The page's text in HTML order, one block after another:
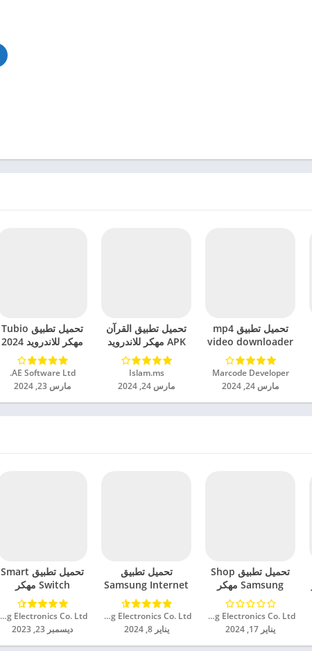
تحميل تطبيق mp4
video downloader
مهكر للاندرويد 2024
Marcode Developer‏
مارس 24, 2024
تحميل تطبيق القرآن
APK مهكر للاندرويد
2024
Islam.ms‏
مارس 24, 2024
تحميل تطبيق Tubio
مهكر للاندرويد 2024
AE Software Ltd.‏
مارس 23, 2024
تحميل تطبيق Shop
Samsung مهكر
للاندرويد 2024
Samsung Electronics Co. Ltd.‏
يناير 17, 2024
تحميل تطبيق
Samsung Internet
Browser مهكر
للاندرويد 2024
Samsung Electronics Co. Ltd.‏
يناير 8, 2024
تحميل تطبيق Smart
Switch مهكر
للاندرويد 2024
Samsung Electronics Co. Ltd.‏
ديسمبر 23, 2023